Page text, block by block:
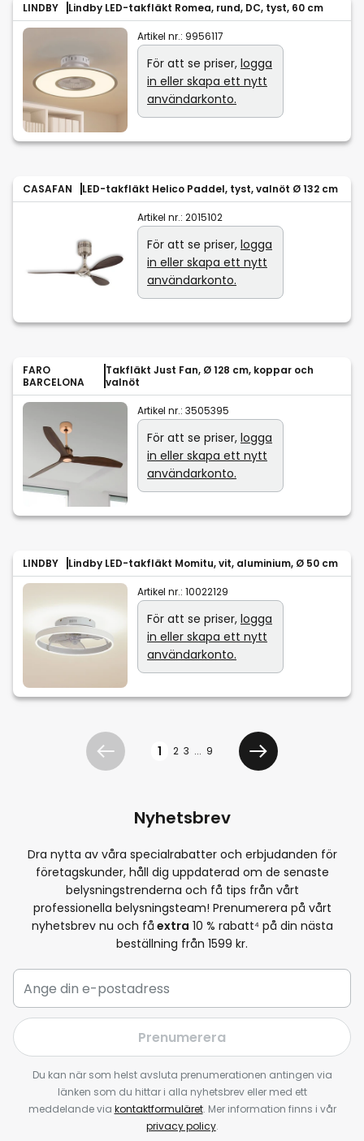
LINDBY Lindby LED-takfläkt Romea, rund, DC, tyst, 60 cm
Artikel nr.: 9956117
För att se priser, logga
in eller skapa ett nytt
användarkonto.
CASAFAN LED-takfläkt Helico Paddel, tyst, valnöt Ø 132 cm
Artikel nr.: 2015102
För att se priser, logga
in eller skapa ett nytt
användarkonto.
FARO
BARCELONA
Takfläkt Just Fan, Ø 128 cm, koppar och
valnöt
Artikel nr.: 3505395
För att se priser, logga
in eller skapa ett nytt
användarkonto.
LINDBY Lindby LED-takfläkt Momitu, vit, aluminium, Ø 50 cm
Artikel nr.: 10022129
För att se priser, logga
in eller skapa ett nytt
användarkonto.
Föregående1 2 3 ... 9
Välj
Nyhetsbrev
Dra nytta av våra specialrabatter och erbjudanden för
företagskunder, håll dig uppdaterad om de senaste
belysningstrenderna och få tips från vårt
professionella belysningsteam! Prenumerera på vårt
nyhetsbrev nu och få extra 10 % rabatt⁴ på din nästa
beställning från 1599 kr.
Prenumerera
Du kan när som helst avsluta prenumerationen antingen via
länken som du hittar i alla nyhetsbrev eller med ett
meddelande via kontaktformuläret. Mer information finns i vår
privacy policy.